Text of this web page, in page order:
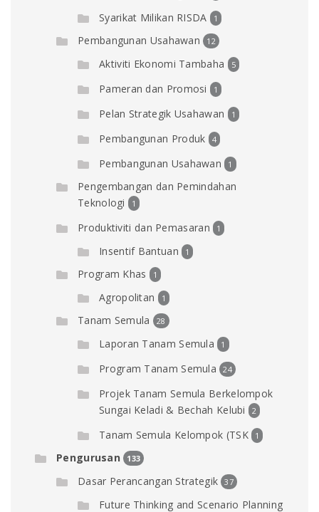
Syarikat Milikan RISDA 1
Pembangunan Usahawan 12
Aktiviti Ekonomi Tambaha 5
Pameran dan Promosi 1
Pelan Strategik Usahawan 1
Pembangunan Produk 4
Pembangunan Usahawan 1
Pengembangan dan Pemindahan
Teknologi
1
Produktiviti dan Pemasaran 1
Insentif Bantuan 1
Program Khas 1
Agropolitan 1
Tanam Semula 28
Laporan Tanam Semula 1
Program Tanam Semula 24
Projek Tanam Semula Berkelompok
Sungai Keladi & Bechah Kelubi
2
Tanam Semula Kelompok (TSK 1
Pengurusan 133
Dasar Perancangan Strategik 37
Future Thinking and Scenario Planning